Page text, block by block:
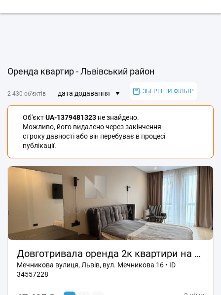
Оренда квартир - Львівський район
2 430 об'єктів дата додавання ЗБЕРЕГТИ ФІЛЬТР
Об'єктUA-1379481323 не знайдено.
Можливо, його видалено через закінчення
строку давності або він перебуває в процесі
публікації.
Довготривала оренда 2к квартири на вул. Мечникова 16 • ID 34557228
Мечникова вулиця, Львів, вул. Мечникова 16 • ID
34557228